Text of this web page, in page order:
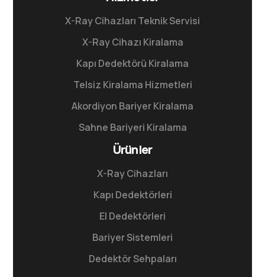
X-Ray Cihazları Teknik Servisi
X-Ray Cihazı Kiralama
Kapı Dedektörü Kiralama
Telsiz Kiralama Hizmetleri
Akordiyon Bariyer Kiralama
Sahne Bariyeri Kiralama
Ürünler
X-Ray Cihazları
Kapı Dedektörleri
El Dedektörleri
Bariyer Sistemleri
Dedektör Sehpaları